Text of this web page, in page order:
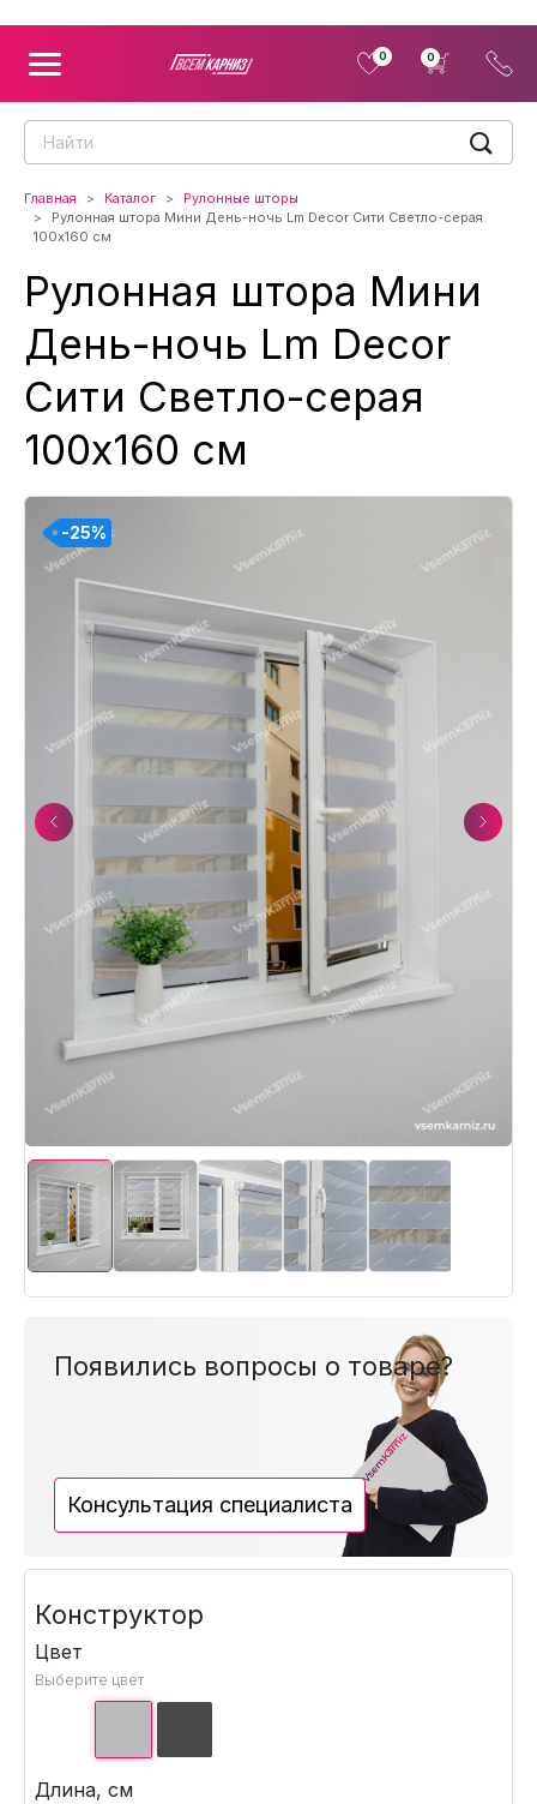
0 0
Главная Каталог
Рулонные шторы
Рулонная штора Мини День-ночь Lm Decor Сити Светло-серая
100x160 см
Рулонная штора Мини
День-ночь Lm Decor
Сити Светло-серая
100x160 см
Previous
-25%
-25%
-25%
-25%
-25%
-25%
-25%
-25%
-25%
-25%
-25%
-25%
-25%
-25%
-25%
-25%
-25%
Next
Появились вопросы о товаре?
Консультация специалиста
Конструктор
Цвет
Выберите цвет
Длина, см